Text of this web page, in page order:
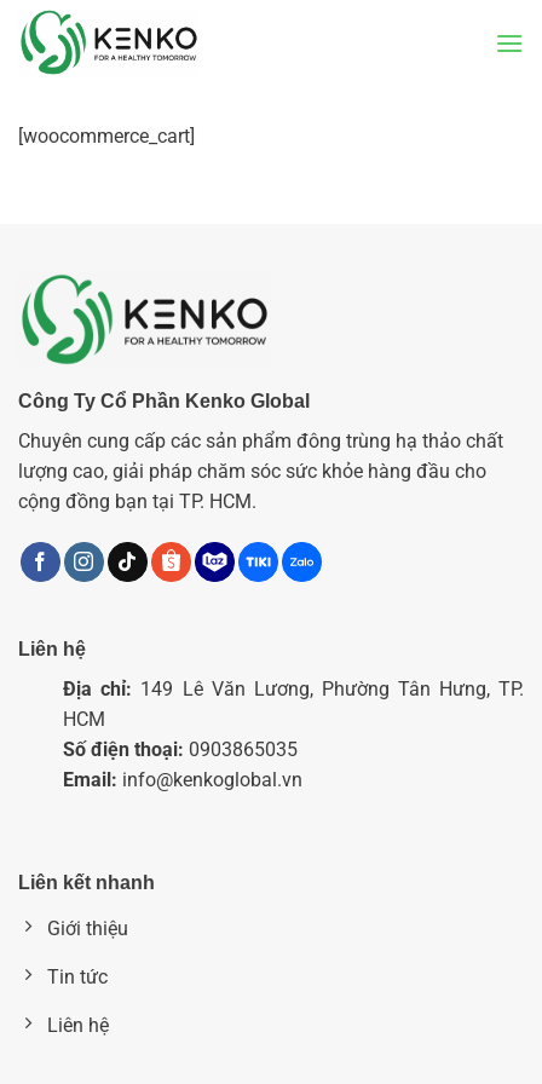
qua
[woocommerce_cart]
Công Ty Cổ Phần Kenko Global
Chuyên cung cấp các sản phẩm đông trùng hạ thảo chất
lượng cao, giải pháp chăm sóc sức khỏe hàng đầu cho
cộng đồng bạn tại TP. HCM.
Liên hệ
Địa chỉ: 149 Lê Văn Lương, Phường Tân Hưng, TP.
HCM
Số điện thoại: 0903865035
Email: info@kenkoglobal.vn
Liên kết nhanh
Giới thiệu
Tin tức
Liên hệ